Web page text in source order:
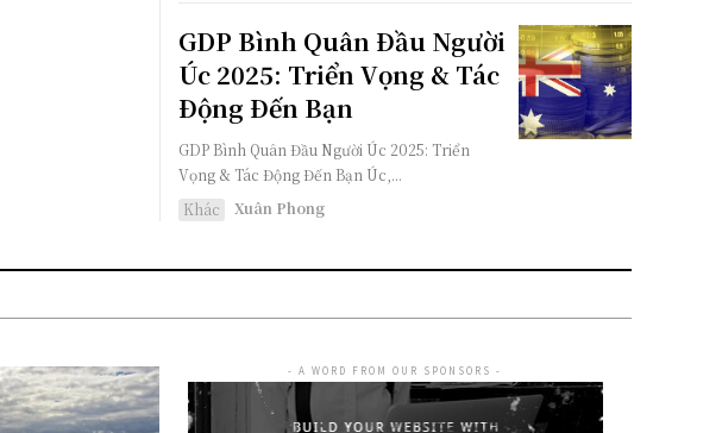
GDP Bình Quân Đầu Người
Úc 2025: Triển Vọng & Tác
Động Đến Bạn
GDP Bình Quân Đầu Người Úc 2025: Triển
Vọng & Tác Động Đến Bạn Úc,...
Khác
Xuân Phong
- A WORD FROM OUR SPONSORS -